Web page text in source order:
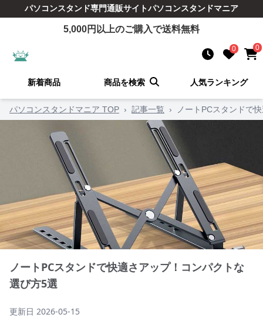
パソコンスタンド専門通販サイトパソコンスタンドマニア
5,000円以上のご購入で送料無料
0 0
新着商品 商品を検索 人気ランキング
パソコンスタンドマニア TOP › 記事一覧 › ノートPCスタンドで
ノートPCスタンドで快適さアップ！コンパクトな
選び方5選
更新日 2026-05-15